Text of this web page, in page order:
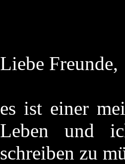
Liebe Freunde,
es ist einer
Leben und
schreiben zu